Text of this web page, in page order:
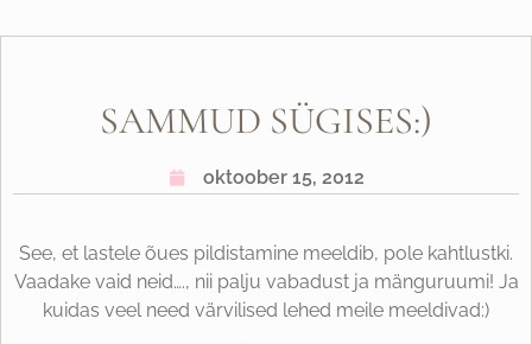
SAMMUD SÜGISES:)
oktoober 15, 2012
See, et lastele õues pildistamine meeldib, pole kahtlustki.
Vaadake vaid neid…., nii palju vabadust ja mänguruumi! Ja
kuidas veel need värvilised lehed meile meeldivad:)